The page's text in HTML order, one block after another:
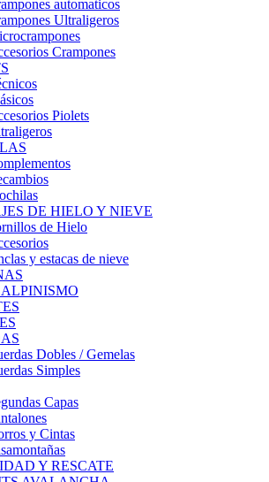
automaticos
Ultraligeros
Crampones
Piolets
DE HIELO Y NIEVE
de Hielo
y estacas de nieve
Dobles / Gemelas
Simples
Capas
y Cintas
Y RESCATE